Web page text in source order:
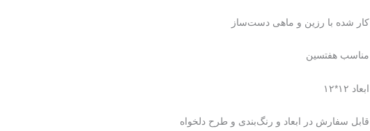
کار شده با رزین و ماهی دست‌ساز
مناسب هفتسین
ابعاد ۱۲*۱۲
قابل سفارش در ابعاد و رنگ‌بندی و طرح دلخواه